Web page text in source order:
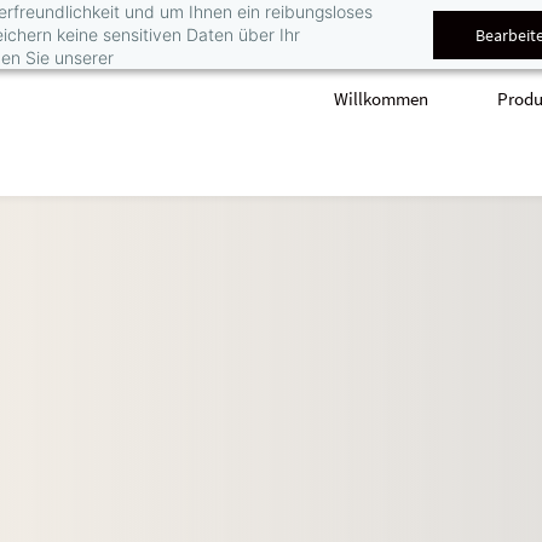
und um Ihnen ein reibungsloses
keine sensitiven Daten über Ihr
Sie unserer
Willkommen